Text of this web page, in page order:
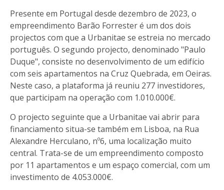
Presente em Portugal desde dezembro de 2023, o
empreendimento Barão Forrester é um dos dois
projectos com que a Urbanitae se estreia no mercado
português. O segundo projecto, denominado "Paulo
Duque", consiste no desenvolvimento de um edifício
com seis apartamentos na Cruz Quebrada, em Oeiras.
Neste caso, a plataforma já reuniu 277 investidores,
que participam na operação com 1.010.000€.
O projecto seguinte que a Urbanitae vai abrir para
financiamento situa-se também em Lisboa, na Rua
Alexandre Herculano, nº6, uma localização muito
central. Trata-se de um empreendimento composto
por 11 apartamentos e um espaço comercial, com um
investimento de 4.053.000€.